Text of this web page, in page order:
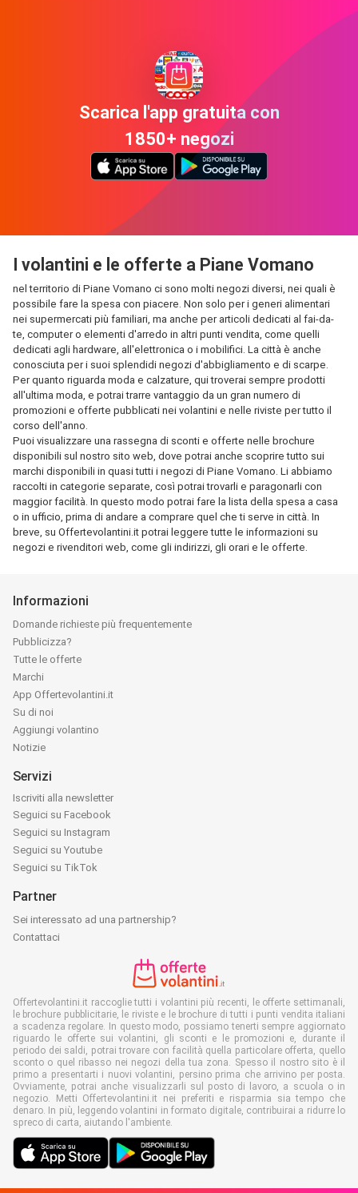
Scarica l'app gratuita con
1850+ negozi
I volantini e le offerte a Piane Vomano
nel territorio di Piane Vomano ci sono molti negozi diversi, nei quali è
possibile fare la spesa con piacere. Non solo per i generi alimentari
nei supermercati più familiari, ma anche per articoli dedicati al fai-da-
te, computer o elementi d'arredo in altri punti vendita, come quelli
dedicati agli hardware, all'elettronica o i mobilifici. La città è anche
conosciuta per i suoi splendidi negozi d'abbigliamento e di scarpe.
Per quanto riguarda moda e calzature, qui troverai sempre prodotti
all'ultima moda, e potrai trarre vantaggio da un gran numero di
promozioni e offerte pubblicati nei volantini e nelle riviste per tutto il
corso dell'anno.
Puoi visualizzare una rassegna di sconti e offerte nelle brochure
disponibili sul nostro sito web, dove potrai anche scoprire tutto sui
marchi disponibili in quasi tutti i negozi di Piane Vomano. Li abbiamo
raccolti in categorie separate, così potrai trovarli e paragonarli con
maggior facilità. In questo modo potrai fare la lista della spesa a casa
o in ufficio, prima di andare a comprare quel che ti serve in città. In
breve, su Offertevolantini.it potrai leggere tutte le informazioni su
negozi e rivenditori web, come gli indirizzi, gli orari e le offerte.
Informazioni
Domande richieste più frequentemente
Pubblicizza?
Tutte le offerte
Marchi
App Offertevolantini.it
Su di noi
Aggiungi volantino
Notizie
Servizi
Iscriviti alla newsletter
Seguici su Facebook
Seguici su Instagram
Seguici su Youtube
Seguici su TikTok
Partner
Sei interessato ad una partnership?
Contattaci
Offertevolantini.it raccoglie tutti i volantini più recenti, le offerte settimanali,
le brochure pubblicitarie, le riviste e le brochure di tutti i punti vendita italiani
a scadenza regolare. In questo modo, possiamo tenerti sempre aggiornato
riguardo le offerte sui volantini, gli sconti e le promozioni e, durante il
periodo dei saldi, potrai trovare con facilità quella particolare offerta, quello
sconto o quel ribasso nei negozi della tua zona. Spesso il nostro sito è il
primo a presentarti i nuovi volantini, persino prima che arrivino per posta.
Ovviamente, potrai anche visualizzarli sul posto di lavoro, a scuola o in
negozio. Metti Offertevolantini.it nei preferiti e risparmia sia tempo che
denaro. In più, leggendo volantini in formato digitale, contribuirai a ridurre lo
spreco di carta, aiutando l'ambiente.